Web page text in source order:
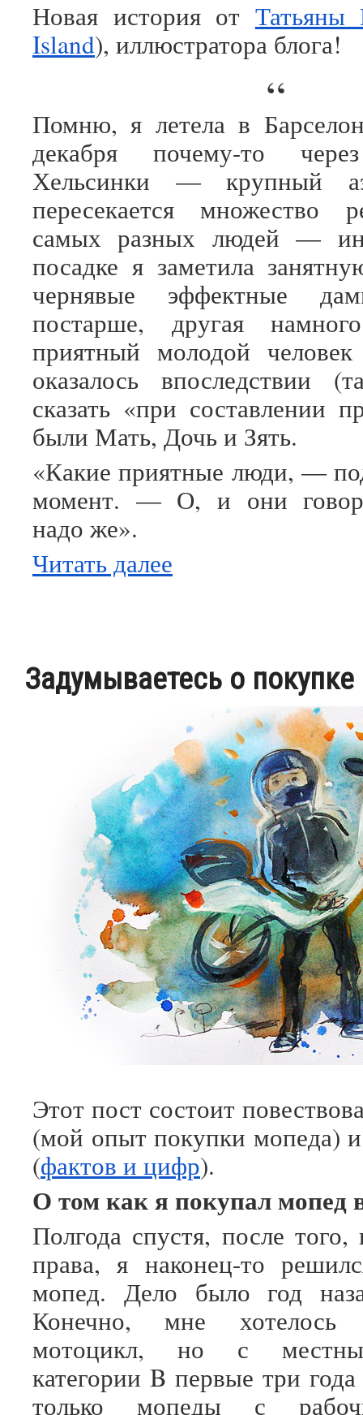
Новая история от Татьяны
Island), иллюстратора блога!
“
Помню, я летела в
декабря почему-то
Хельсинки — крупный
пересекается множество
самых разных людей —
посадке я заметила
чернявые эффектные
постарше, другая
приятный молодой
оказалось впоследствии
сказать «при составлении
были Мать, Дочь и Зять.
«Какие приятные люди, —
момент. — О, и они
надо же».
Читать далее
Задумываетесь о
Этот пост состоит
(мой опыт покупки мопеда)
(фактов и цифр).
О том как я покупал мопед
Полгода спустя, после
права, я наконец-то
мопед. Дело было год
Конечно, мне хотелось
мотоцикл, но с
категории B первые три
только мопеды с